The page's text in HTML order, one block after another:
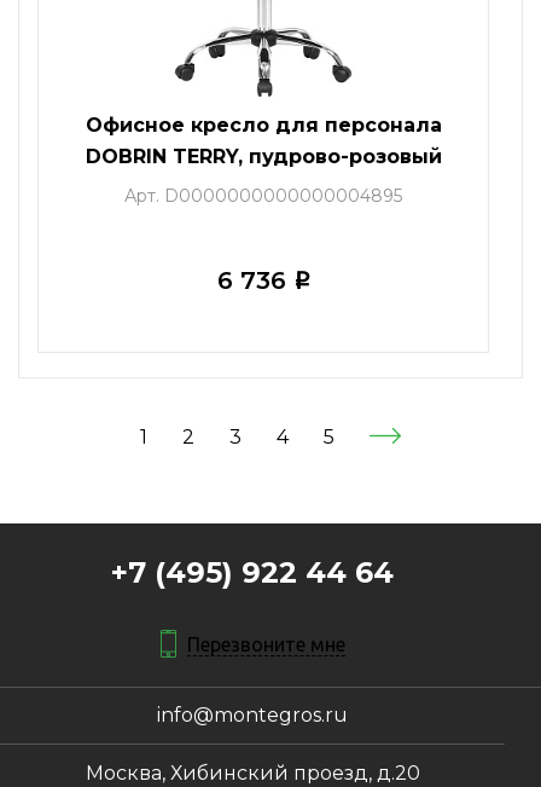
Офисное кресло для персонала
DOBRIN TERRY, пудрово-розовый
велюр (MJ9-32)
Арт. D0000000000000004895
6 736 i
1 2 3 4 5
+7 (495) 922 44 64
Перезвоните мне
info@montegros.ru
Москва, Хибинский проезд, д.20